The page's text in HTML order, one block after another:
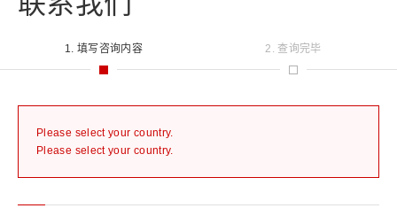
1. 填写咨询内容 2. 查询完毕
Please select your country.
Please select your country.